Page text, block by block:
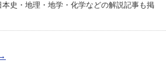
史・地理・地学・化学などの解説記事も掲